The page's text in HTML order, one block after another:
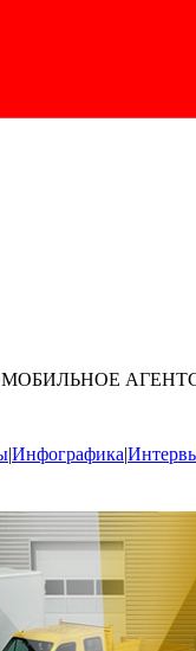
|Инфографика|